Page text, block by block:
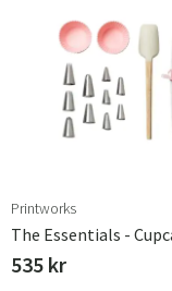
Printworks
535 kr